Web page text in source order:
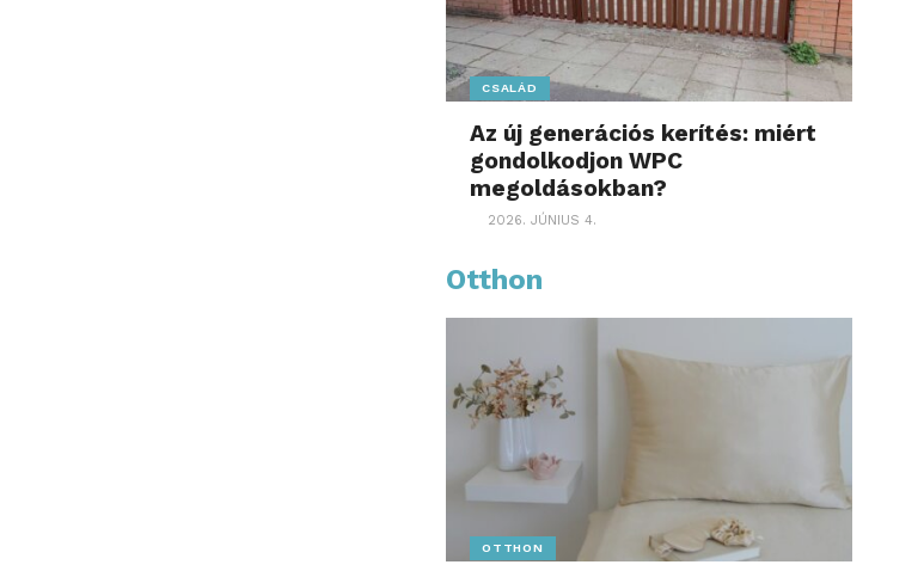
CSALÁD
Az új generációs kerítés: miért
gondolkodjon WPC
megoldásokban?
2026. JÚNIUS 4.
Otthon
OTTHON